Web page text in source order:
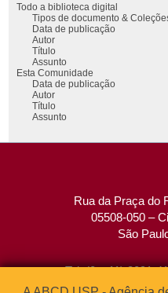
Todo a biblioteca digital
Tipos de documento &
Data de publicação
Autor
Título
Assunto
Esta Comunidade
Data de publicação
Autor
Título
Assunto
Rua da Praça do
05508-050 –
São
Tel: (0xx11) 3091-
Fax: